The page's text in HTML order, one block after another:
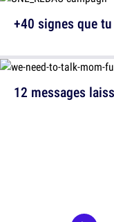
12 messages
+40 signes que